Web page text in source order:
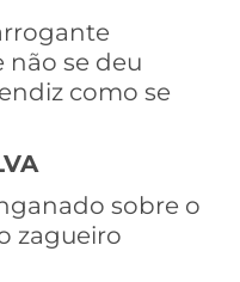
se deu
como se
sobre o
zagueiro